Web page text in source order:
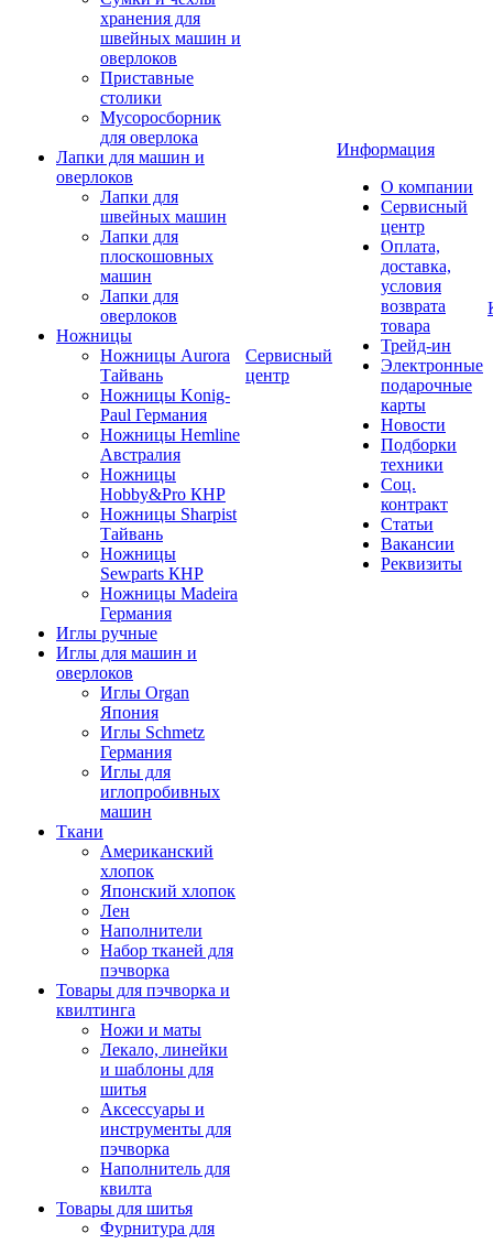
хранения для
швейных машин и
оверлоков
Приставные
столики
Мусоросборник
для оверлока
Лапки для машин и
оверлоков
Лапки для
швейных машин
Лапки для
плоскошовных
машин
Лапки для
оверлоков
Ножницы
Ножницы Aurora
Тайвань
Ножницы Konig-
Paul Германия
Ножницы Hemline
Австралия
Ножницы
Hobby&Pro КНР
Ножницы Sharpist
Тайвань
Ножницы
Sewparts КНР
Ножницы Madeira
Германия
Иглы ручные
Иглы для машин и
оверлоков
Иглы Organ
Япония
Иглы Schmetz
Германия
Иглы для
иглопробивных
машин
Ткани
Американский
хлопок
Японский хлопок
Лен
Наполнители
Набор тканей для
пэчворка
Товары для пэчворка и
квилтинга
Ножи и маты
Лекало, линейки
и шаблоны для
шитья
Аксессуары и
инструменты для
пэчворка
Наполнитель для
квилта
Товары для шитья
Фурнитура для
Сервисный
центр
Информация
О компании
Сервисный
центр
Оплата,
доставка,
условия
возврата
товара
Трейд-ин
Электронные
подарочные
карты
Новости
Подборки
техники
Соц.
контракт
Статьи
Вакансии
Реквизиты